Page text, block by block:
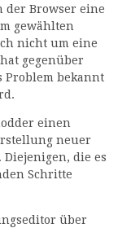
der Browser eine
gewählten
nicht um eine
gegenüber
Problem bekannt
einen
neuer
die es
Schritte
über